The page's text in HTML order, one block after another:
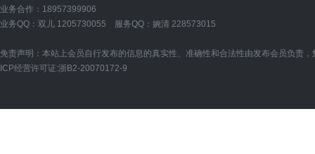
业务合作：18957399906
业务QQ：双儿 1205730055 服务QQ：婉清 228573015
免责声明：本站上会员自行发布的信息的真实性、准确性和合法性由发布会员负责
ICP经营许可证:浙B2-20070172-9